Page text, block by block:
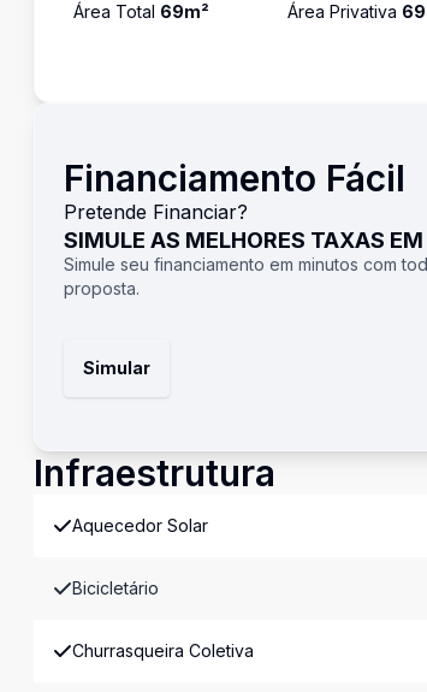
Área Total 69m² Área Privativa 69
Financiamento Fácil
Pretende Financiar?
SIMULE AS MELHORES TAXAS
Simule seu financiamento em minutos com
proposta.
Simular
Infraestrutura
Aquecedor Solar
Bicicletário
Churrasqueira Coletiva